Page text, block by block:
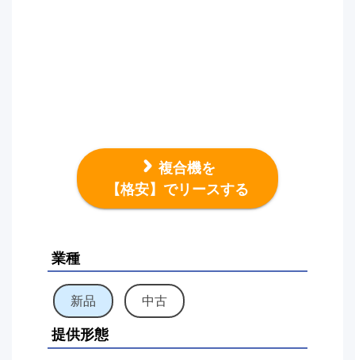
複合機を
【格安】でリースする
業種
新品 中古
提供形態